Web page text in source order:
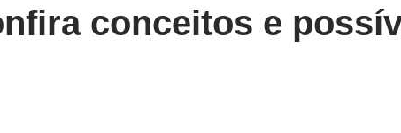
conceitos e